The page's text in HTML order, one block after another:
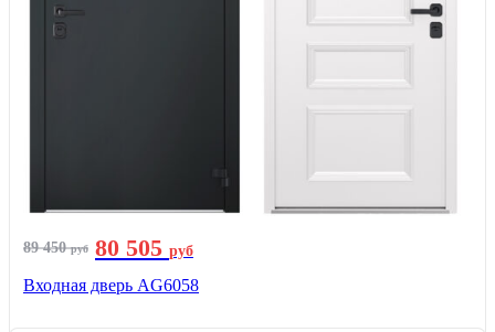
89 450руб 80 505 руб
Входная дверь AG6058